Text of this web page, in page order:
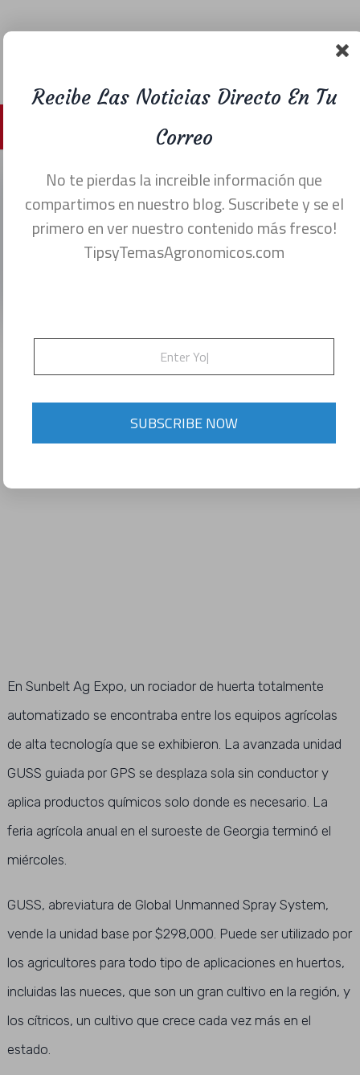
Auto Fumigador de
huertas sin conductor
noviembre 15, 2022
En Sunbelt Ag Expo, un rociador de huerta totalmente
automatizado se encontraba entre los equipos agrícolas
de alta tecnología que se exhibieron. La avanzada unidad
GUSS guiada por GPS se desplaza sola sin conductor y
aplica productos químicos solo donde es necesario. La
feria agrícola anual en el suroeste de Georgia terminó el
miércoles.
GUSS, abreviatura de Global Unmanned Spray System,
vende la unidad base por $298,000. Puede ser utilizado por
los agricultores para todo tipo de aplicaciones en huertos,
incluidas las nueces, que son un gran cultivo en la región, y
los cítricos, un cultivo que crece cada vez más en el
estado.
Recibe Las Noticias Directo En Tu
Correo
No te pierdas la increible información que
compartimos en nuestro blog. Suscribete y se el
primero en ver nuestro contenido más fresco!
TipsyTemasAgronomicos.com
SUBSCRIBE NOW